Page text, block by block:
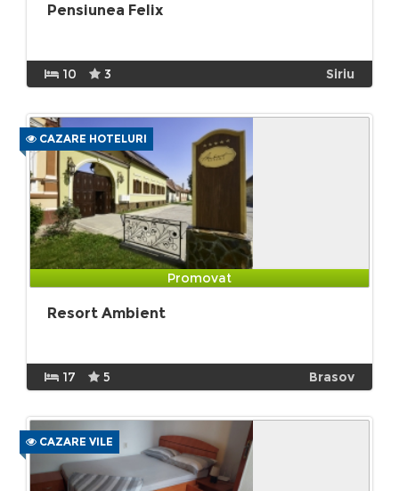
Pensiunea Felix
10 3 Siriu
CAZARE HOTELURI
Promovat
Resort Ambient
17 5 Brasov
CAZARE VILE